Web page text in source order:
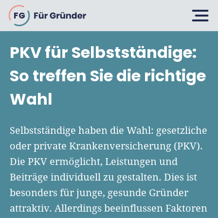
FG
Planen
Selbstständig machen
Bin ich ein Gründer?
Geschäftsmodell entwickeln
Businessplan schreiben
Businessplan-Vorlage & Muster
Firma gründen: 10 Tipps
Rechtsform wählen
UG gründen
GmbH gründen
Wachsen
6 Tipps zum Start
Finanzieren
PKV für Selbstständige:
So treffen Sie die richtige
Wahl
Selbstständige haben die Wahl: gesetzliche
oder private Krankenversicherung (PKV).
Die PKV ermöglicht, Leistungen und
Beiträge individuell zu gestalten. Dies ist
besonders für junge, gesunde Gründer
attraktiv. Allerdings beeinflussen Faktoren